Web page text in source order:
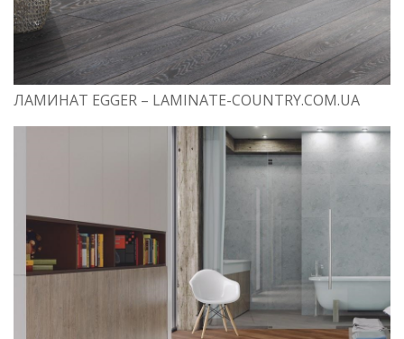
ЛАМИНАТ EGGER – LAMINATE-COUNTRY.COM.UA